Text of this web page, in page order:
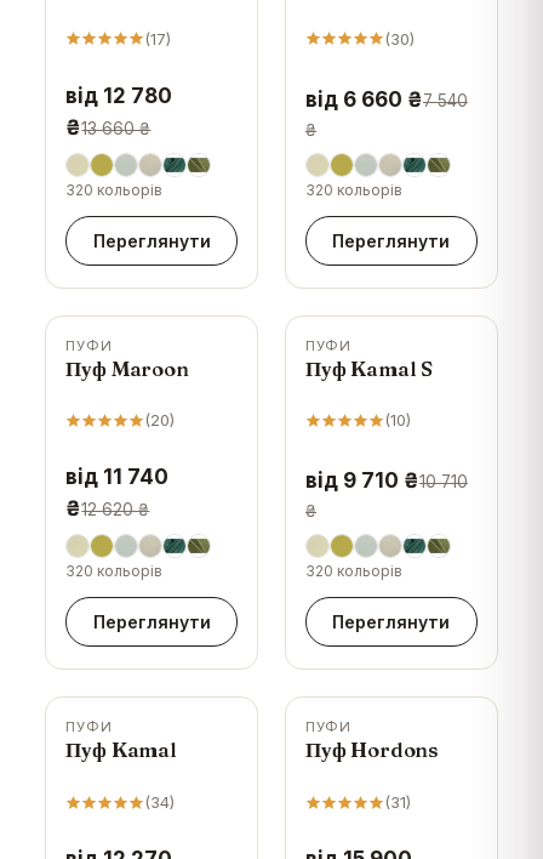
(17)
від 12 780
₴13 660 ₴
320 кольорів
Переглянути
(30)
від 6 660 ₴7 540
₴
320 кольорів
Переглянути
-7%
ПУФИ
Пуф Maroon
(20)
від 11 740
₴12 620 ₴
320 кольорів
Переглянути
-9%
ПУФИ
Пуф Kamal S
(10)
від 9 710 ₴10 710
₴
320 кольорів
Переглянути
-8%
ПУФИ
Пуф Kamal
(34)
-5%
ПУФИ
Пуф Hordons
(31)